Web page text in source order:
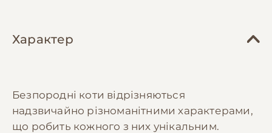
Характер
Безпородні коти відрізняються
надзвичайно різноманітними характерами,
що робить кожного з них унікальним.